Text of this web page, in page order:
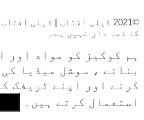
©2021 ڈیلی آفتاب | ڈیلی
کا ذمہ دار نہیں ہے۔
ہم کوکیز کو مواد اور
بنانے ، سوشل میڈیا
کرنے اور اپنے ٹریفک
استعمال کرتے ہیں۔